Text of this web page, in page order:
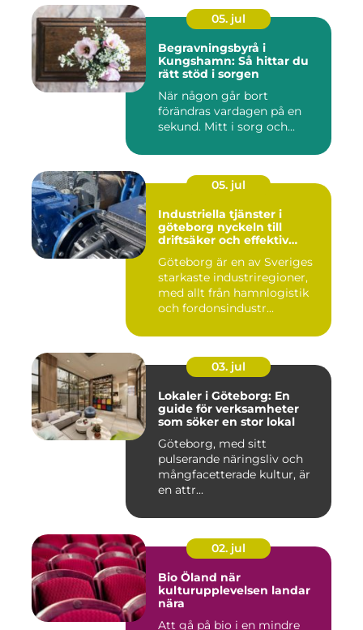
05. jul
Begravningsbyrå i
Kungshamn: Så hittar du
rätt stöd i sorgen
När någon går bort
förändras vardagen på en
sekund. Mitt i sorg och...
05. jul
Industriella tjänster i
göteborg nyckeln till
driftsäker och effektiv
Göteborg är en av Sveriges
starkaste industriregioner,
med allt från hamnlogistik
och fordonsindustr...
03. jul
Lokaler i Göteborg: En
guide för verksamheter
som söker en stor lokal
Göteborg, med sitt
pulserande näringsliv och
mångfacetterade kultur, är
en attr...
02. jul
Bio Öland när
kulturupplevelsen landar
nära
Att gå på bio i en mindre